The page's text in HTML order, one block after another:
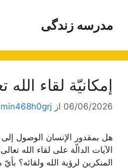
محتوامدرسه زندگی
إمكانيّة لقاء الله
06/06/2026 از
هل بمقدور الإنسان الوصول إلى
الآيات الدالّة على لقاء الله
المنكرين لرؤية الله ولقائه؟